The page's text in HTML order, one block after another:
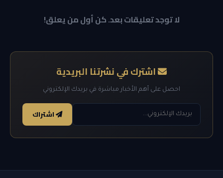
لا توجد تعليقات بعد. كن أول من يعلق!
اشترك في نشرتنا البريدية
احصل على أهم الأخبار مباشرة في بريدك الإلكتروني
اشتراك